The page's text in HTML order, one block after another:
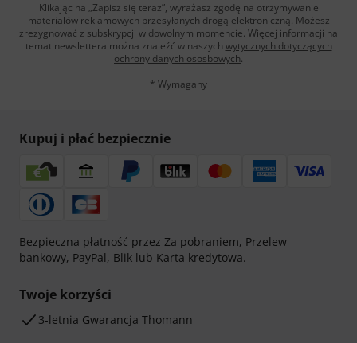
Klikając na „Zapisz się teraz”, wyrażasz zgodę na otrzymywanie
materialów reklamowych przesyłanych drogą elektroniczną. Możesz
zrezygnować z subskrypcji w dowolnym momencie. Więcej informacji na
temat newslettera można znaleźć w naszych wytycznych dotyczących
ochrony danych ososbowych.
* Wymagany
Kupuj i płać bezpiecznie
Bezpieczna płatność przez Za pobraniem, Przelew
bankowy, PayPal, Blik lub Karta kredytowa.
Twoje korzyści
3-letnia Gwarancja Thomann